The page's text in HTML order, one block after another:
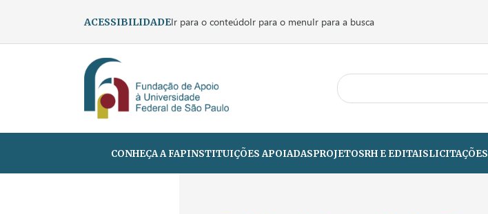
ACESSIBILIDADEIr para o conteúdoIr para o menuIr para a busca
CONHEÇA A FAPINSTITUIÇÕES APOIADASPROJETOSRH E EDITAISLICITAÇÕES